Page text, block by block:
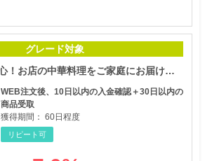
グレード対象
餃子・炒飯・点心！お店の中華料理をご家庭にお届け！【大阪王将公式通販】
WEB注文後、10日以内の入金確認＋30日以内の
商品受取
獲得期間： 60日程度
リピート可